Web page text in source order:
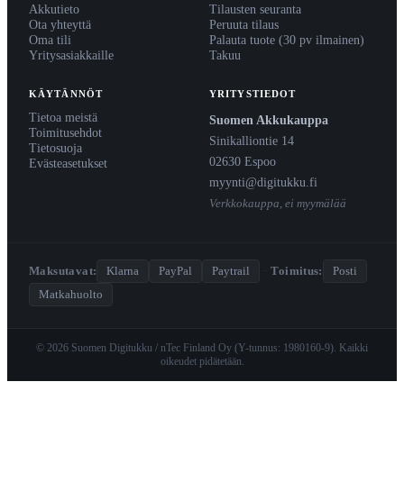
Akkutieto
Ota yhteyttä
Oma tili
Yritysasiakkaille
Tilausten seuranta
Peruuta tilaus
Palauta tuote (30 pv ilmainen)
Takuu
KÄYTÄNNÖT
Tietoa meistä
Toimitusehdot
Tietosuoja
Evästeasetukset
YRITYSTIEDOT
Suomen Akkukauppa
Sinikalliontie 14
02630 Espoo
myynti@digitukku.fi
Verkkokauppa, ei myymälää
Maksutavat: Klarna PayPal Paytrail · Toimitus:
Posti
Matkahuolto
© 2026 Suomen Digitukku / nTec Finland Oy (Y-tunnus: 1980160-9). Kaikki
oikeudet pidätetään.